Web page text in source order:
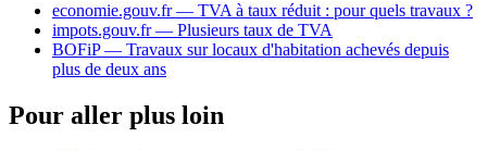
economie.gouv.fr — TVA à taux réduit : pour quels travaux ?
impots.gouv.fr — Plusieurs taux de TVA
BOFiP — Travaux sur locaux d'habitation achevés depuis
plus de deux ans
Pour aller plus loin